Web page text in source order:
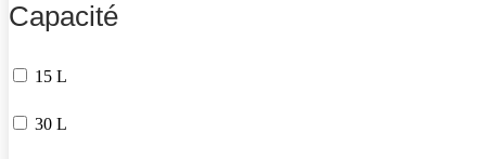
Capacité
15 L
30 L